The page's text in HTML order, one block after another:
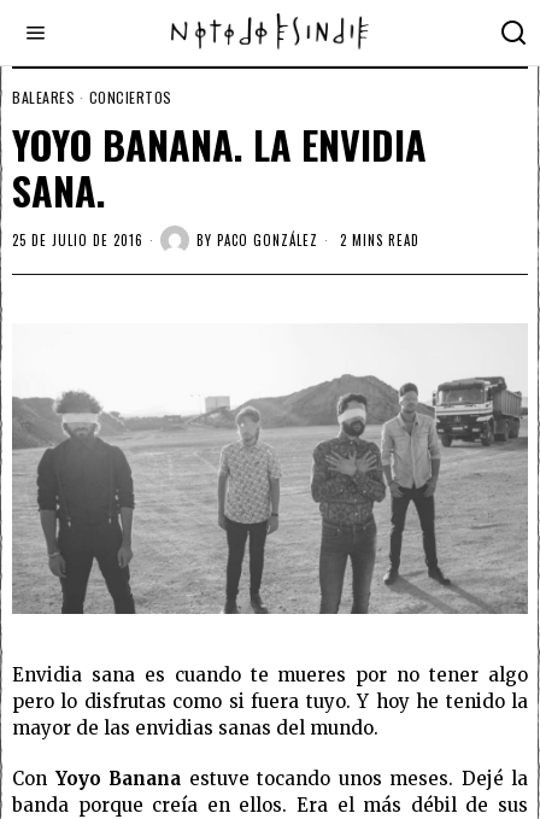
BALEARES · CONCIERTOS
YOYO BANANA. LA ENVIDIA
SANA.
25 DE JULIO DE 2016 BY PACO GONZÁLEZ 2 MINS READ
Envidia sana es cuando te mueres por no tener algo
pero lo disfrutas como si fuera tuyo. Y hoy he tenido la
mayor de las envidias sanas del mundo.
Con Yoyo Banana estuve tocando unos meses. Dejé la
banda porque creía en ellos. Era el más débil de sus